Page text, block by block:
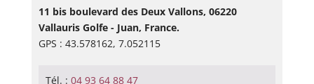
11 bis boulevard des Deux Vallons, 06220
Vallauris Golfe - Juan, France.
GPS : 43.578162, 7.052115
Tél. : 04 93 64 88 47